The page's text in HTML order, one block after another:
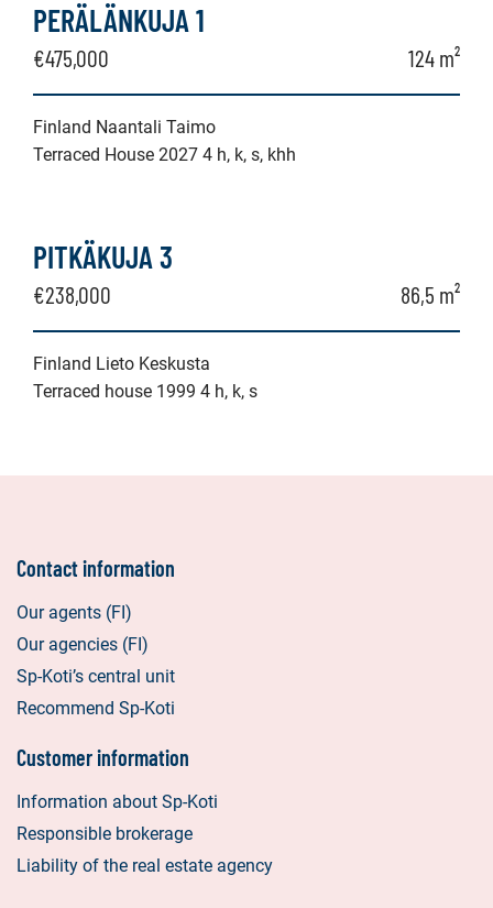
PERÄLÄNKUJA 1
€475,000 124 m²
Finland Naantali Taimo
Terraced House 2027 4 h, k, s, khh
PITKÄKUJA 3
€238,000 86,5 m²
Finland Lieto Keskusta
Terraced house 1999 4 h, k, s
Contact information
Our agents (FI)
Our agencies (FI)
Sp-Koti’s central unit
Recommend Sp-Koti
Customer information
Information about Sp-Koti
Responsible brokerage
Liability of the real estate agency